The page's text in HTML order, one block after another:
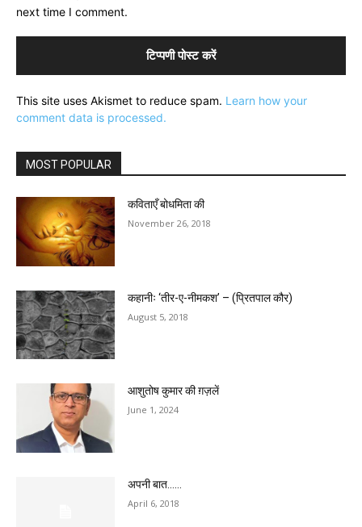
next time I comment.
This site uses Akismet to reduce spam. Learn how your
comment data is processed.
MOST POPULAR
कविताएँ बोधमिता की
November 26, 2018
कहानीः ‘तीर-ए-नीमकश’ – (प्रितपाल कौर)
August 5, 2018
आशुतोष कुमार की ग़ज़लें
June 1, 2024
अपनी बात……
April 6, 2018